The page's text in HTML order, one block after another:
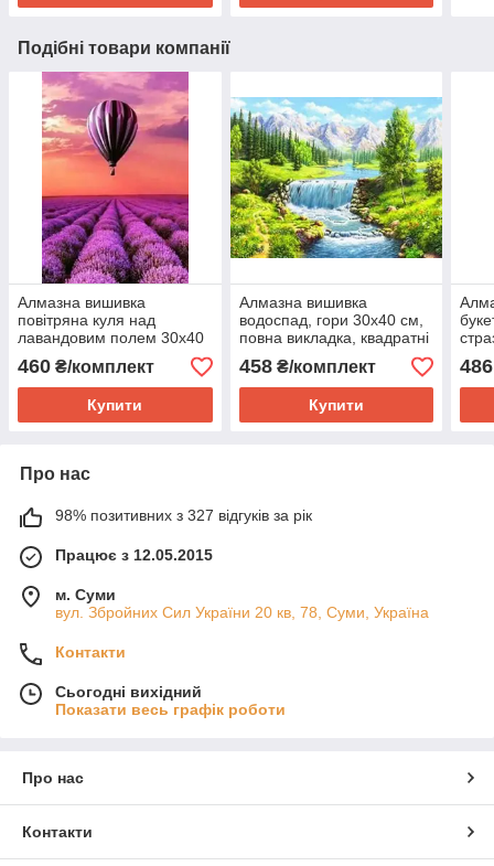
Подібні товари компанії
Алмазна вишивка
повітряна куля над
лавандовим полем 30х40
см, квадратні стрази,
повна викладка Huacan
460 ₴/комплект
Купити
Алмазна вишивка
водоспад, гори 30х40 см,
повна викладка, квадратні
стрази Huacan
458₴/комплект
Купити
486
Про нас
98% позитивних з 327 відгуків за рік
Працює з 12.05.2015
м. Суми
вул. Збройних Сил України 20 кв, 78, Суми, Україна
Контакти
Сьогодні вихідний
Показати весь графік роботи
Про нас
Контакти